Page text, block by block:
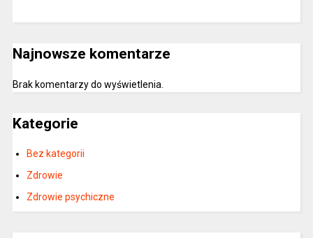
Najnowsze komentarze
Brak komentarzy do wyświetlenia.
Kategorie
Bez kategorii
Zdrowie
Zdrowie psychiczne